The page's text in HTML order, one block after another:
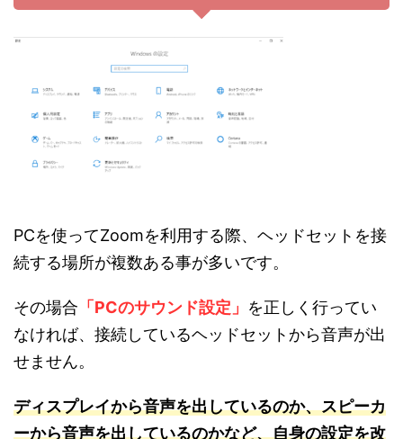
PCを使ってZoomを利用する際、ヘッドセットを接
続する場所が複数ある事が多いです。
その場合 「PCのサウンド設定」 を正しく行ってい
なければ、接続しているヘッドセットから音声が出
せません。
ディスプレイから音声を出しているのか、スピーカ
ーから音声を出しているのかなど、自身の設定を改